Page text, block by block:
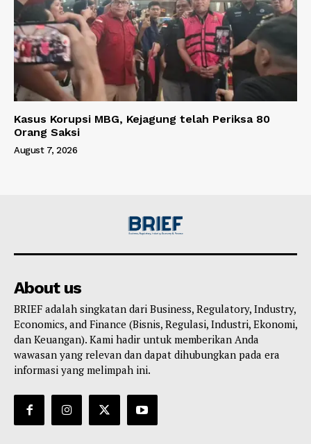
Kasus Korupsi MBG, Kejagung telah Periksa 80
Orang Saksi
August 7, 2026
About us
BRIEF adalah singkatan dari Business, Regulatory, Industry,
Economics, and Finance (Bisnis, Regulasi, Industri, Ekonomi,
dan Keuangan). Kami hadir untuk memberikan Anda
wawasan yang relevan dan dapat dihubungkan pada era
informasi yang melimpah ini.